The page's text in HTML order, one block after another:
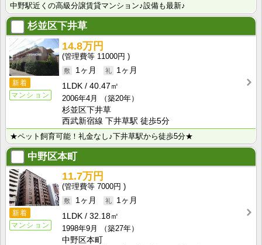
中野駅近くの高級分譲賃貸マンション♪設備も最新♪
杉並区下井草
新着
マンション
14.8万円
11000円
1ヶ月
1ヶ月
1LDK
40.47㎡
2006年4月
（築20年）
杉並区下井草
西武新宿線 下井草駅 徒歩5分
★ペット飼育可能！礼金なし♪下井草駅から徒歩5分★
中野区本町
新着
マンション
11.7万円
7000円
1ヶ月
1ヶ月
1LDK
32.18㎡
1998年9月
（築27年）
中野区本町